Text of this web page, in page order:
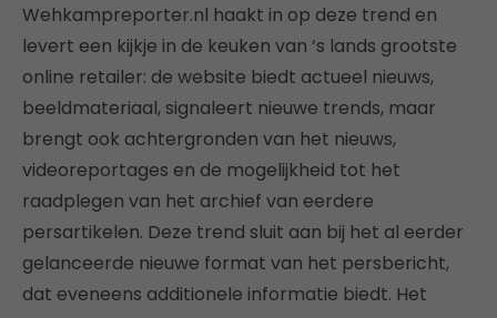
Wehkampreporter.nl haakt in op deze trend en
levert een kijkje in de keuken van ‘s lands grootste
online retailer: de website biedt actueel nieuws,
beeldmateriaal, signaleert nieuwe trends, maar
brengt ook achtergronden van het nieuws,
videoreportages en de mogelijkheid tot het
raadplegen van het archief van eerdere
persartikelen. Deze trend sluit aan bij het al eerder
gelanceerde nieuwe format van het persbericht,
dat eveneens additionele informatie biedt. Het